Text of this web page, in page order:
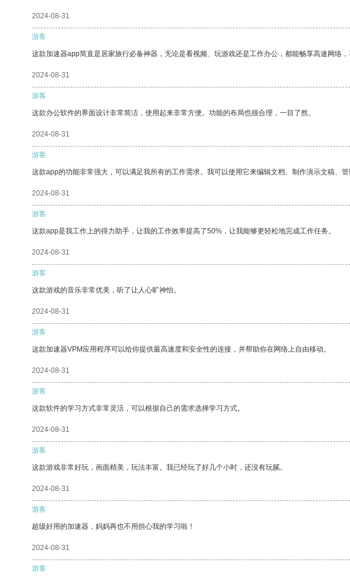
2024-08-31
游客
这款加速器app简直是居家旅行必备神器，无论是看视频、玩游戏还是工作办公，都能畅享高速网络
2024-08-31
游客
这款办公软件的界面设计非常简洁，使用起来非常方便。功能的布局也很合理，一目了然。
2024-08-31
游客
这款app的功能非常强大，可以满足我所有的工作需求。我可以使用它来编辑文档、制作演示文稿、管
2024-08-31
游客
这款app是我工作上的得力助手，让我的工作效率提高了50%，让我能够更轻松地完成工作任务。
2024-08-31
游客
这款游戏的音乐非常优美，听了让人心旷神怡。
2024-08-31
游客
这款加速器VPM应用程序可以给你提供最高速度和安全性的连接，并帮助你在网络上自由移动。
2024-08-31
游客
这款软件的学习方式非常灵活，可以根据自己的需求选择学习方式。
2024-08-31
游客
这款游戏非常好玩，画面精美，玩法丰富。我已经玩了好几个小时，还没有玩腻。
2024-08-31
游客
超级好用的加速器，妈妈再也不用担心我的学习啦！
2024-08-31
游客